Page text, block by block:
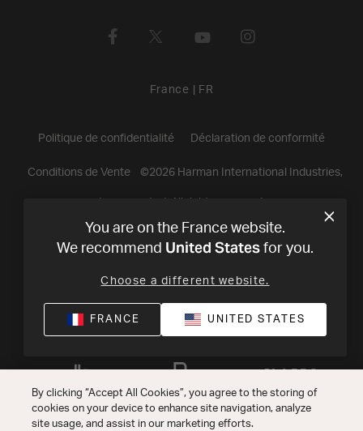
France FR
Politique de confidentialité Déclaration de conformité
Conditions de Vente ©2026Harman International Industries,
You are on the France website.
We recommend United States for you.
Choose a different website.
FRANCE UNITED STATES
By clicking “Accept All Cookies”, you agree to the storing of
cookies on your device to enhance site navigation, analyze
site usage, and assist in our marketing efforts.